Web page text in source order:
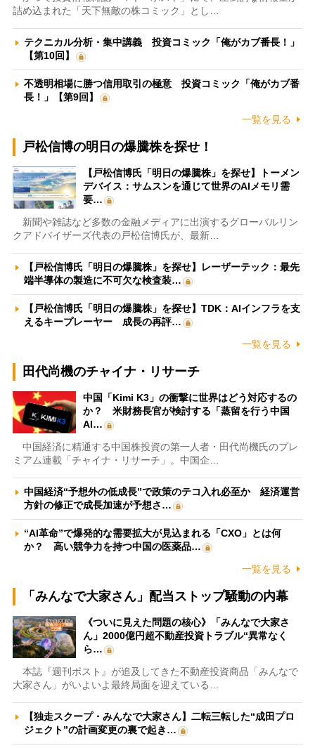
詰め込まれた「天下無敵の株コミック」とし…
テクニカル分析・集中講義 投資コミック「俺がカブ番長！」
【第10回】
不透明相場に勝つ信用取引の極意 投資コミック「俺がカブ番
長！」【第9回】
一覧を見る
戸松信博の明日の爆騰株を探せ！
【戸松信博氏「明日の爆騰株」を探せ】トーメン
デバイス：サムスンを通じて世界のAIメモリ需
要…
新聞や雑誌など多数の金融メディアに出演するグローバルリン
クアドバイザーズ代表の戸松信博氏が、最新…
【戸松信博氏「明日の爆騰株」を探せ】レーザーテック：最先
端半導体の製造に不可欠な検査装…
【戸松信博氏「明日の爆騰株」を探せ】TDK：AIインフラを支
えるキープレーヤー 成長の再評…
一覧を見る
田代尚機のチャイナ・リサーチ
中国「Kimi K3」の衝撃に世界はどう対応するの
か？ 米財務長官が検討する「蒸留を行う中国
AI…
中国経済に精通する中国株投資の第一人者・田代尚機氏のプレ
ミアム連載「チャイナ・リサーチ」。中国企…
中国経済“予想外の低成長”で政策のテコ入れ必至か 経済運営
方針の修正で成長加速が予想さ…
“AI革命”で爆発的な需要拡大が見込まれる「CXO」とは何
か？ 高い競争力を持つ中国の医薬品…
一覧を見る
「みんなで大家さん」配当ストップ騒動の内幕
《ついに見えた問題の核心》「みんなで大家さ
ん」2000億円超不動産投資トラブル“異常なく
ら…
本誌『週刊ポスト』が追及してきた不動産投資商品「みんなで
大家さん」がいよいよ最終局面を迎えている…
【独走スクープ・みんなで大家さん】二転三転した“成田プロ
ジェクト”の計画変更の裏で起き…